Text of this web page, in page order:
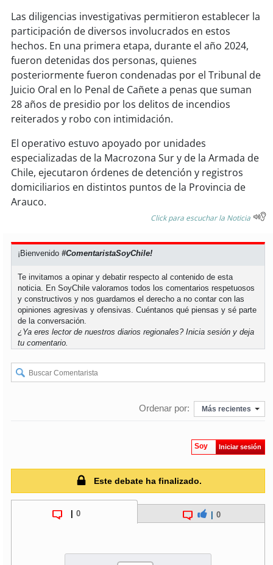
soyarauco
soy temuco
soyvaldivia
soyosorno
soypuertomontt
soychiloé
Las diligencias investigativas permitieron establecer la
participación de diversos involucrados en estos
hechos. En una primera etapa, durante el año 2024,
fueron detenidas dos personas, quienes
posteriormente fueron condenadas por el Tribunal de
Juicio Oral en lo Penal de Cañete a penas que suman
28 años de presidio por los delitos de incendios
reiterados y robo con intimidación.
El operativo estuvo apoyado por unidades
especializadas de la Macrozona Sur y de la Armada de
Chile, ejecutaron órdenes de detención y registros
domiciliarios en distintos puntos de la Provincia de
Arauco.
Click para escuchar la Noticia
¡Bienvenido#ComentaristaSoyChile!
Te invitamos a opinar y debatir respecto al contenido de esta
noticia. En SoyChile valoramos todos los comentarios respetuosos
y constructivos y nos guardamos el derecho a no contar con las
opiniones agresivas y ofensivas. Cuéntanos qué piensas y sé parte
de la conversación.
¿Ya eres lector de nuestros diarios regionales?Inicia sesión y deja
tu comentario.
Ordenar por: Más recientes
Soy Iniciar sesión
Este debate ha finalizado.
0 0